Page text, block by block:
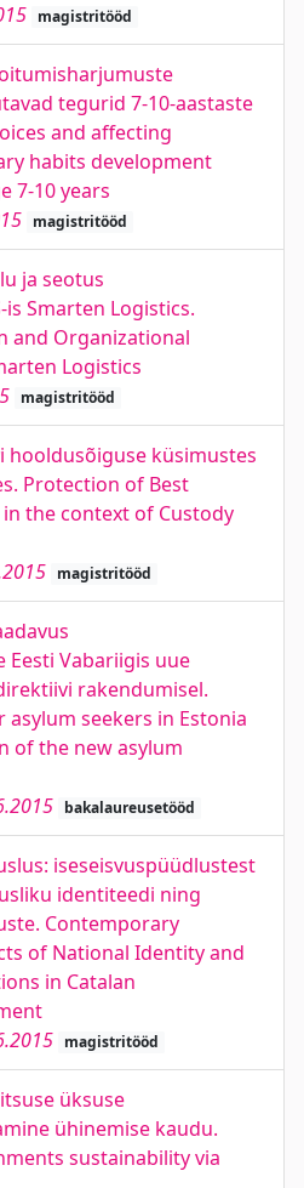
magistritööd
tegurid 7-10-aastaste
and affecting
habits development
7-10 years
magistritööd
ja seotus
Smarten Logistics.
and Organizational
Logistics
magistritööd
hooldusõiguse küsimustes
Protection of Best
the context of Custody
magistritööd
Vabariigis uue
rakendumisel.
asylum seekers in Estonia
of the new asylum
bakalaureusetööd
iseseisvuspüüdlustest
identiteedi ning
Contemporary
of National Identity and
in Catalan
magistritööd
üksuse
ühinemise kaudu.
sustainability via